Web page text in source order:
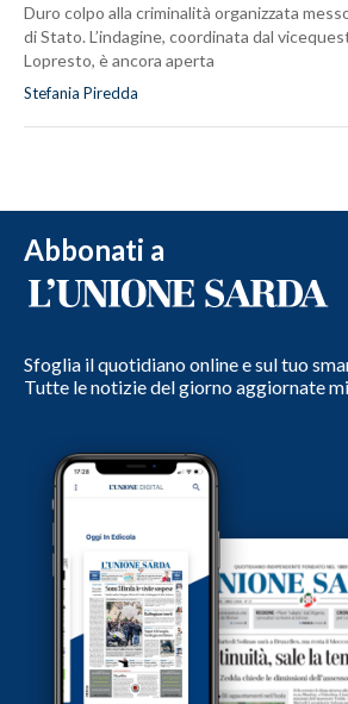
Duro colpo alla criminalità organizzata
di Stato. L’indagine, coordinata dal
Lopresto, è ancora aperta
Stefania Piredda
Abbonati a
Sfoglia il quotidiano online e sul tuo
Tutte le notizie del giorno aggiornate